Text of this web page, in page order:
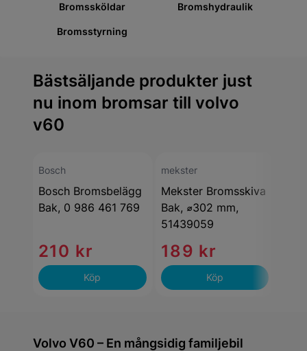
Bromssköldar Bromshydraulik
Bromsstyrning
Bästsäljande produkter just
nu inom bromsar till volvo
v60
Bosch
Bosch Bromsbelägg
Bak, 0 986 461 769
210 kr
Köp
mekster
Mekster Bromsskiva
Bak, ⌀302 mm,
51439059
189 kr
Köp
Volvo V60 – En mångsidig familjebil